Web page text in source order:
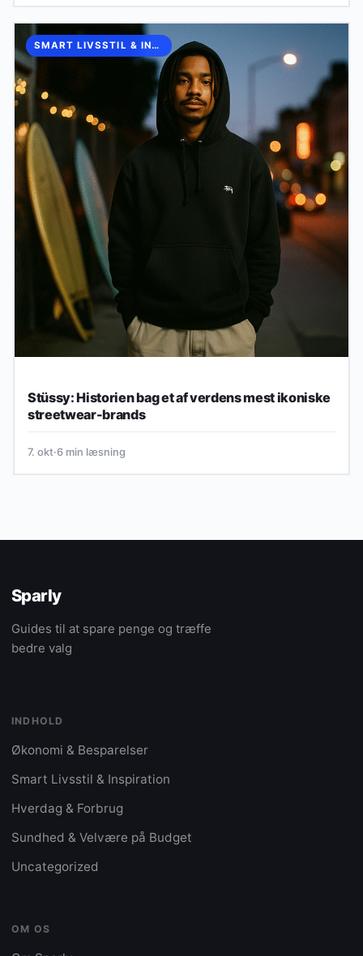
SMART LIVSSTIL & INSPIRATION
Stüssy: Historien bag et af verdens mest ikoniske
streetwear-brands
7. okt·6 min læsning
Sparly
Guides til at spare penge og træffe
bedre valg
INDHOLD
Økonomi & Besparelser
Smart Livsstil & Inspiration
Hverdag & Forbrug
Sundhed & Velvære på Budget
Uncategorized
OM OS